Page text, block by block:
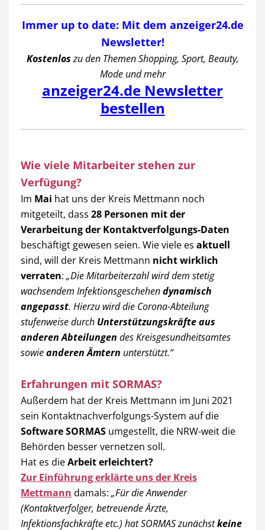
Immer up to date: Mit dem anzeiger24.de
Newsletter!
Kostenloszu den Themen Shopping, Sport, Beauty,
Mode und mehr
anzeiger24.de Newsletter
bestellen
Wie viele Mitarbeiter stehen zur
Verfügung?
Im Mai hat uns der Kreis Mettmann noch
mitgeteilt, dass 28 Personen mit der
Verarbeitung der Kontaktverfolgungs-Daten
beschäftigt gewesen seien. Wie viele es aktuell
sind, will der Kreis Mettmann nicht wirklich
verraten:„Die Mitarbeiterzahl wird dem stetig
wachsendem Infektionsgeschehendynamisch
angepasst. Hierzu wird die Corona-Abteilung
stufenweise durch Unterstützungskräfte aus
anderen Abteilungen des Kreisgesundheitsamtes
sowieanderen Ämtern unterstützt.“
Erfahrungen mit SORMAS?
Außerdem hat der Kreis Mettmann im Juni 2021
sein Kontaktnachverfolgungs-System auf die
Software SORMAS umgestellt, die NRW-weit die
Behörden besser vernetzen soll.
Hat es dieArbeit erleichtert?
Zur Einführung erklärte uns der Kreis
Mettmann damals:„Für die Anwender
(Kontaktverfolger, betreuende Ärzte,
Infektionsfachkräfte etc.) hat SORMAS zunächstkeine